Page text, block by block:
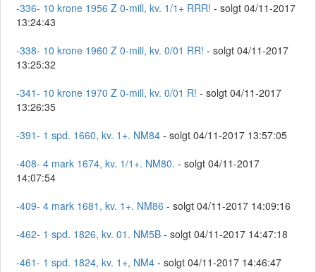
-336- 10 krone 1956 Z 0-mill, kv. 1/1+ RRR! - solgt 04/11-2017
13:24:43
-338- 10 krone 1960 Z 0-mill, kv. 0/01 RR! - solgt 04/11-2017
13:25:32
-341- 10 krone 1970 Z 0-mill, kv. 0/01 R! - solgt 04/11-2017
13:26:35
-391- 1 spd. 1660, kv. 1+. NM84 - solgt 04/11-2017 13:57:05
-408- 4 mark 1674, kv. 1/1+. NM80. - solgt 04/11-2017
14:07:54
-409- 4 mark 1681, kv. 1+. NM86 - solgt 04/11-2017 14:09:16
-462- 1 spd. 1826, kv. 01. NM5B - solgt 04/11-2017 14:47:18
-461- 1 spd. 1824, kv. 1+, NM4 - solgt 04/11-2017 14:46:47